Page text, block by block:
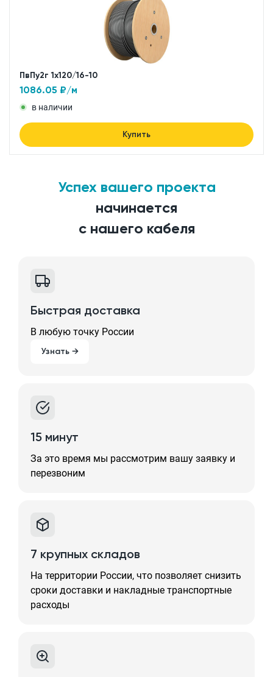
ПвПу2г 1x120/16-10
1086.05 ₽/м
в наличии
Купить
Успех вашего проекта
начинается
с нашего кабеля
Быстрая доставка
В любую точку России
Узнать →
15 минут
За это время мы рассмотрим вашу заявку и
перезвоним
7 крупных складов
На территории России, что позволяет снизить
сроки доставки и накладные транспортные
расходы